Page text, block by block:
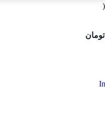
تومان